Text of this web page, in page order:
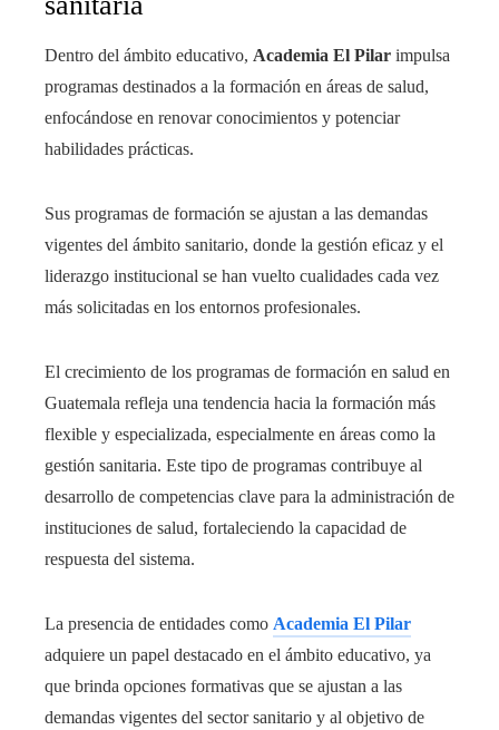
Dentro del ámbito educativo, Academia El Pilar impulsa
programas destinados a la formación en áreas de salud,
enfocándose en renovar conocimientos y potenciar
habilidades prácticas.
Sus programas de formación se ajustan a las demandas
vigentes del ámbito sanitario, donde la gestión eficaz y el
liderazgo institucional se han vuelto cualidades cada vez
más solicitadas en los entornos profesionales.
El crecimiento de los programas de formación en salud en
Guatemala refleja una tendencia hacia la formación más
flexible y especializada, especialmente en áreas como la
gestión sanitaria. Este tipo de programas contribuye al
desarrollo de competencias clave para la administración de
instituciones de salud, fortaleciendo la capacidad de
respuesta del sistema.
La presencia de entidades como Academia El Pilar
adquiere un papel destacado en el ámbito educativo, ya
que brinda opciones formativas que se ajustan a las
demandas vigentes del sector sanitario y al objetivo de